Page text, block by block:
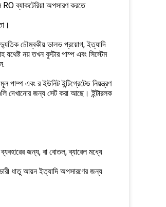
ব্যাকটেরিয়া অপসারণ করতে
চৌম্বকীয় ভালভ প্রয়োগ, ইত্যাদি
নয় তখন বুস্টার পাম্প এবং সিস্টেম
এবং র ইউনিট ইন্টিগ্রেটেড নিয়ন্ত্রণ
দেখানোর জন্য সেট করা আছে। ইন্টারলক
জন্য, বা বোতল, ব্যারেল মধ্যে
ভারী ধাতু আয়ন ইত্যাদি অপসারণের জন্য